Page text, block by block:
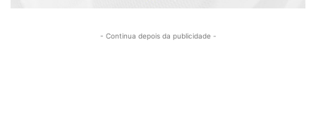
- Continua depois da publicidade -